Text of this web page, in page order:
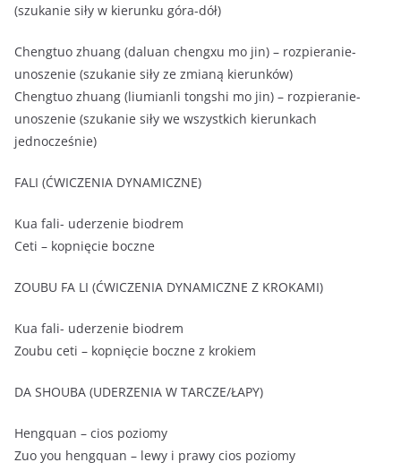
(szukanie siły w kierunku góra-dół)
Chengtuo zhuang (daluan chengxu mo jin) – rozpieranie-
unoszenie (szukanie siły ze zmianą kierunków)
Chengtuo zhuang (liumianli tongshi mo jin) – rozpieranie-
unoszenie (szukanie siły we wszystkich kierunkach
jednocześnie)
FALI (ĆWICZENIA DYNAMICZNE)
Kua fali- uderzenie biodrem
Ceti – kopnięcie boczne
ZOUBU FA LI (ĆWICZENIA DYNAMICZNE Z KROKAMI)
Kua fali- uderzenie biodrem
Zoubu ceti – kopnięcie boczne z krokiem
DA SHOUBA (UDERZENIA W TARCZE/ŁAPY)
Hengquan – cios poziomy
Zuo you hengquan – lewy i prawy cios poziomy